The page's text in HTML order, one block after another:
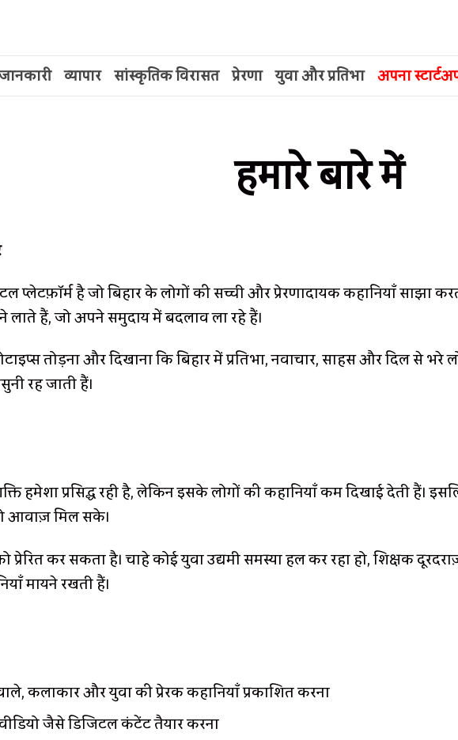
व्यापार सांस्कृतिक विरासत प्रेरणा युवा और प्रतिभा अपना
हमारे बारे में
प्लेटफ़ॉर्म है जो बिहार के लोगों की सच्ची और प्रेरणादायक कहानियाँ साझा
हैं, जो अपने समुदाय में बदलाव ला रहे हैं।
तोड़ना और दिखाना कि बिहार में प्रतिभा, नवाचार, साहस और दिल से
रह जाती हैं।
हमेशा प्रसिद्ध रही है, लेकिन इसके लोगों की कहानियाँ कम दिखाई देती
आवाज़ मिल सके।
कर सकता है। चाहे कोई युवा उद्यमी समस्या हल कर रहा हो, शिक्षक
मायने रखती हैं।
कलाकार और युवा की प्रेरक कहानियाँ प्रकाशित करना
जैसे डिजिटल कंटेंट तैयार करना